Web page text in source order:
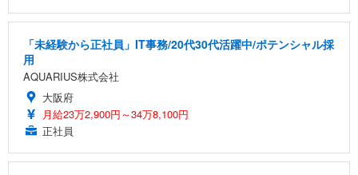
「未経験から正社員」IT事務/20代30代活躍中/ポテンシャル採
用
AQUARIUS株式会社
大阪府
月給23万2,900円～34万8,100円
正社員